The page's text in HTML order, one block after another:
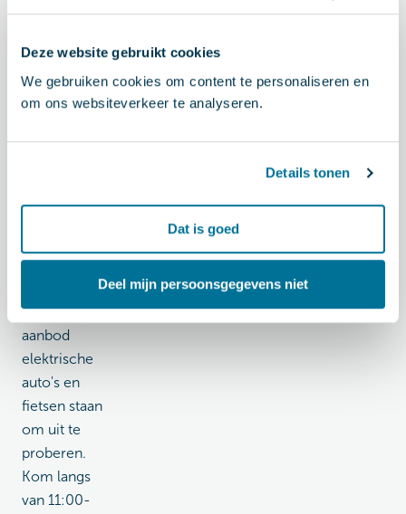
Deze website gebruikt cookies
We gebruiken cookies om content te personaliseren en
om ons websiteverkeer te analyseren.
Details tonen
Dat is goed
Deel mijn persoonsgegevens niet
Holiday
Inn
Heb jij altijd
al elektrisch
willen
Papendorp
een groot
aanbod
elektrische
auto's en
fietsen staan
om uit te
proberen.
Kom langs
van 11:00-